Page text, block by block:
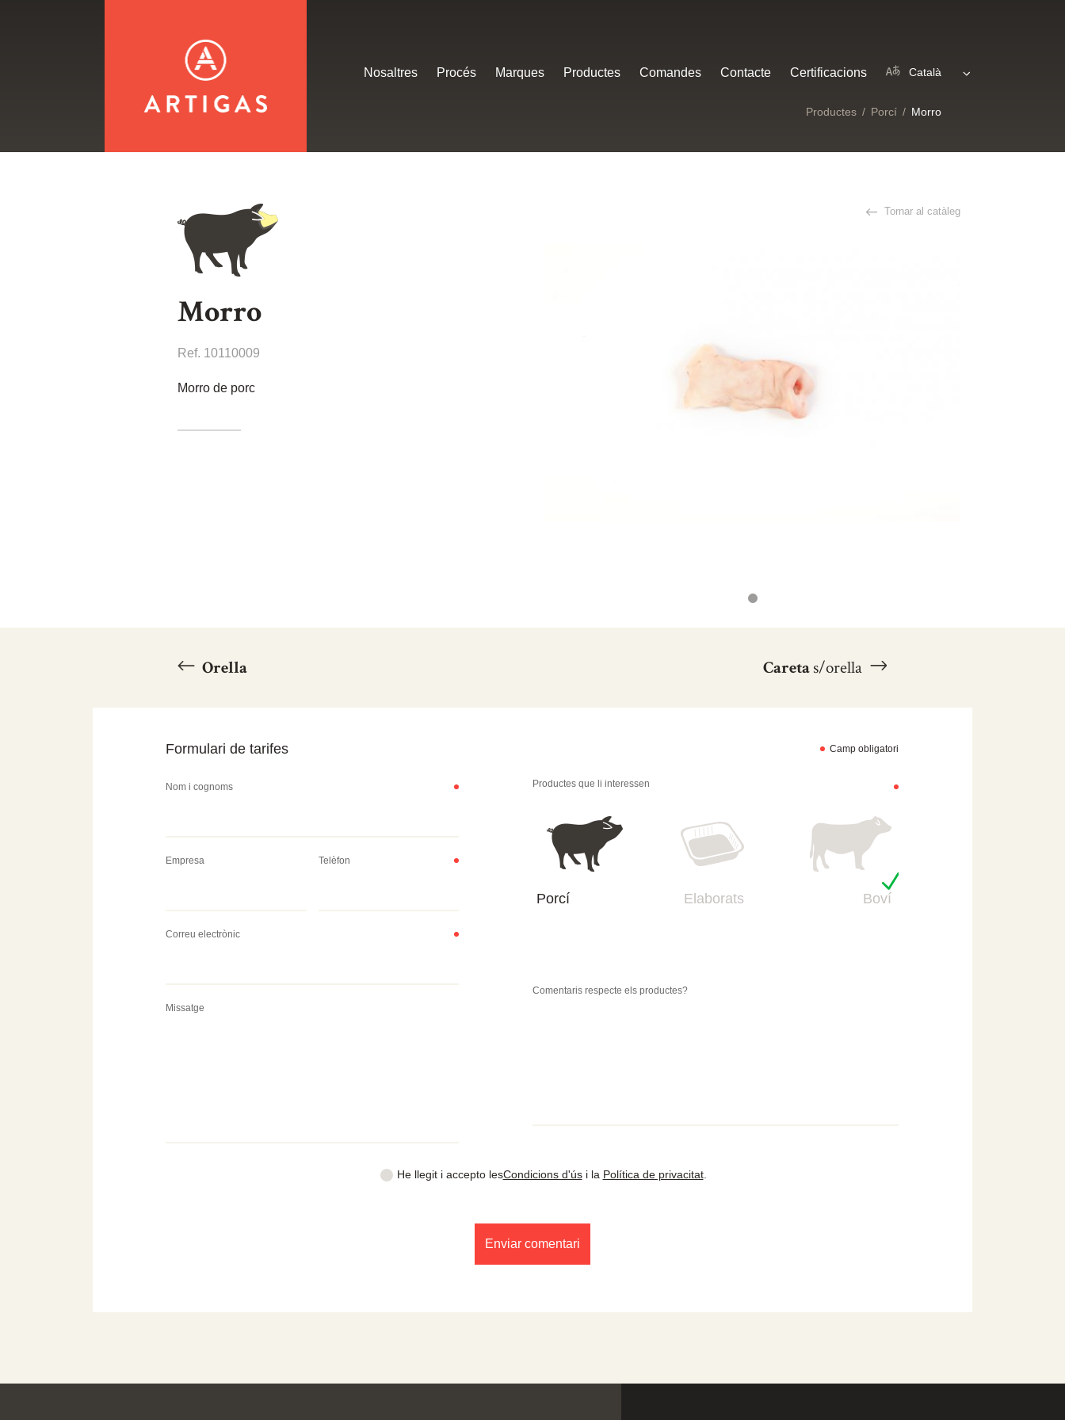
Productes / Porcí / Morro
Nosaltres Procés Marques Productes Comandes Contacte Certificacions Català
Morro
Ref. 10110009
Morro de porc
Tornar al catàleg
Orella Caretas/orella
Formulari de tarifes Camp obligatori
Nom i cognoms
Empresa Telèfon
Correu electrònic
Missatge
Productes que li interessen
Porcí Elaborats Boví
Comentaris respecte els productes?
He llegit i accepto lesCondicions d'úsi la Política de privacitat.